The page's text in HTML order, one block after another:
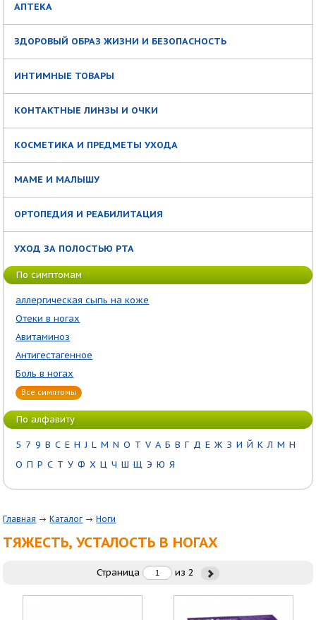
АПТЕКА
ЗДОРОВЫЙ ОБРАЗ ЖИЗНИ И БЕЗОПАСНОСТЬ
ИНТИМНЫЕ ТОВАРЫ
КОНТАКТНЫЕ ЛИНЗЫ И ОЧКИ
КОСМЕТИКА И ПРЕДМЕТЫ УХОДА
МАМЕ И МАЛЫШУ
ОРТОПЕДИЯ И РЕАБИЛИТАЦИЯ
УХОД ЗА ПОЛОСТЬЮ РТА
По симптомам
аллергическая сыпь на коже
Отеки в ногах
Авитаминоз
Антигестагенное
Боль в ногах
Все симптомы
По алфавиту
5 7 9 B C E H J L M N O T V А Б В Г Д Е Ж З И Й К Л М Н
О П Р С Т У Ф Х Ц Ч Ш Щ Э Ю Я
Главная Каталог Ноги
ТЯЖЕСТЬ, УСТАЛОСТЬ В НОГАХ
Страница из 2